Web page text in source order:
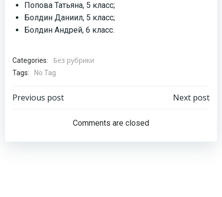
Попова Татьяна, 5 класс;
Болдин Даниил, 5 класс;
Болдин Андрей, 6 класс.
Categories: Без рубрики
Tags: No Tag
Навигация
записям
Previous post
Навигация
по
записям
Next post
Comments are closed